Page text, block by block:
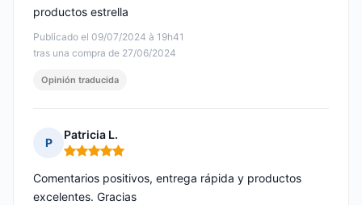
Publicado el 09/07/2024 à 19h41
tras una compra de 27/06/2024
productos estrella
Opinión traducida
P
Patricia L.
Nota: 5 de 5
Comentarios positivos, entrega rápida y productos
excelentes. Gracias